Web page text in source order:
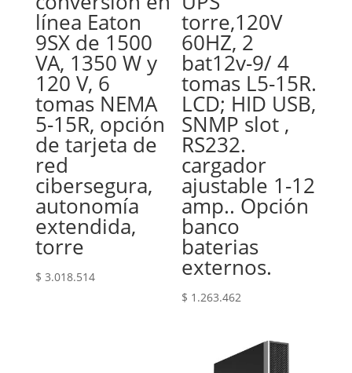
línea Eaton
9SX de 1500
VA, 1350 W y
120 V, 6
tomas NEMA
5-15R, opción
de tarjeta de
red
cibersegura,
autonomía
extendida,
torre
$ 3.018.514
torre,120V
60HZ, 2
bat12v-9/ 4
tomas L5-15R.
LCD; HID USB,
SNMP slot ,
RS232.
cargador
ajustable 1-12
amp.. Opción
banco
baterias
externos.
$ 1.263.462